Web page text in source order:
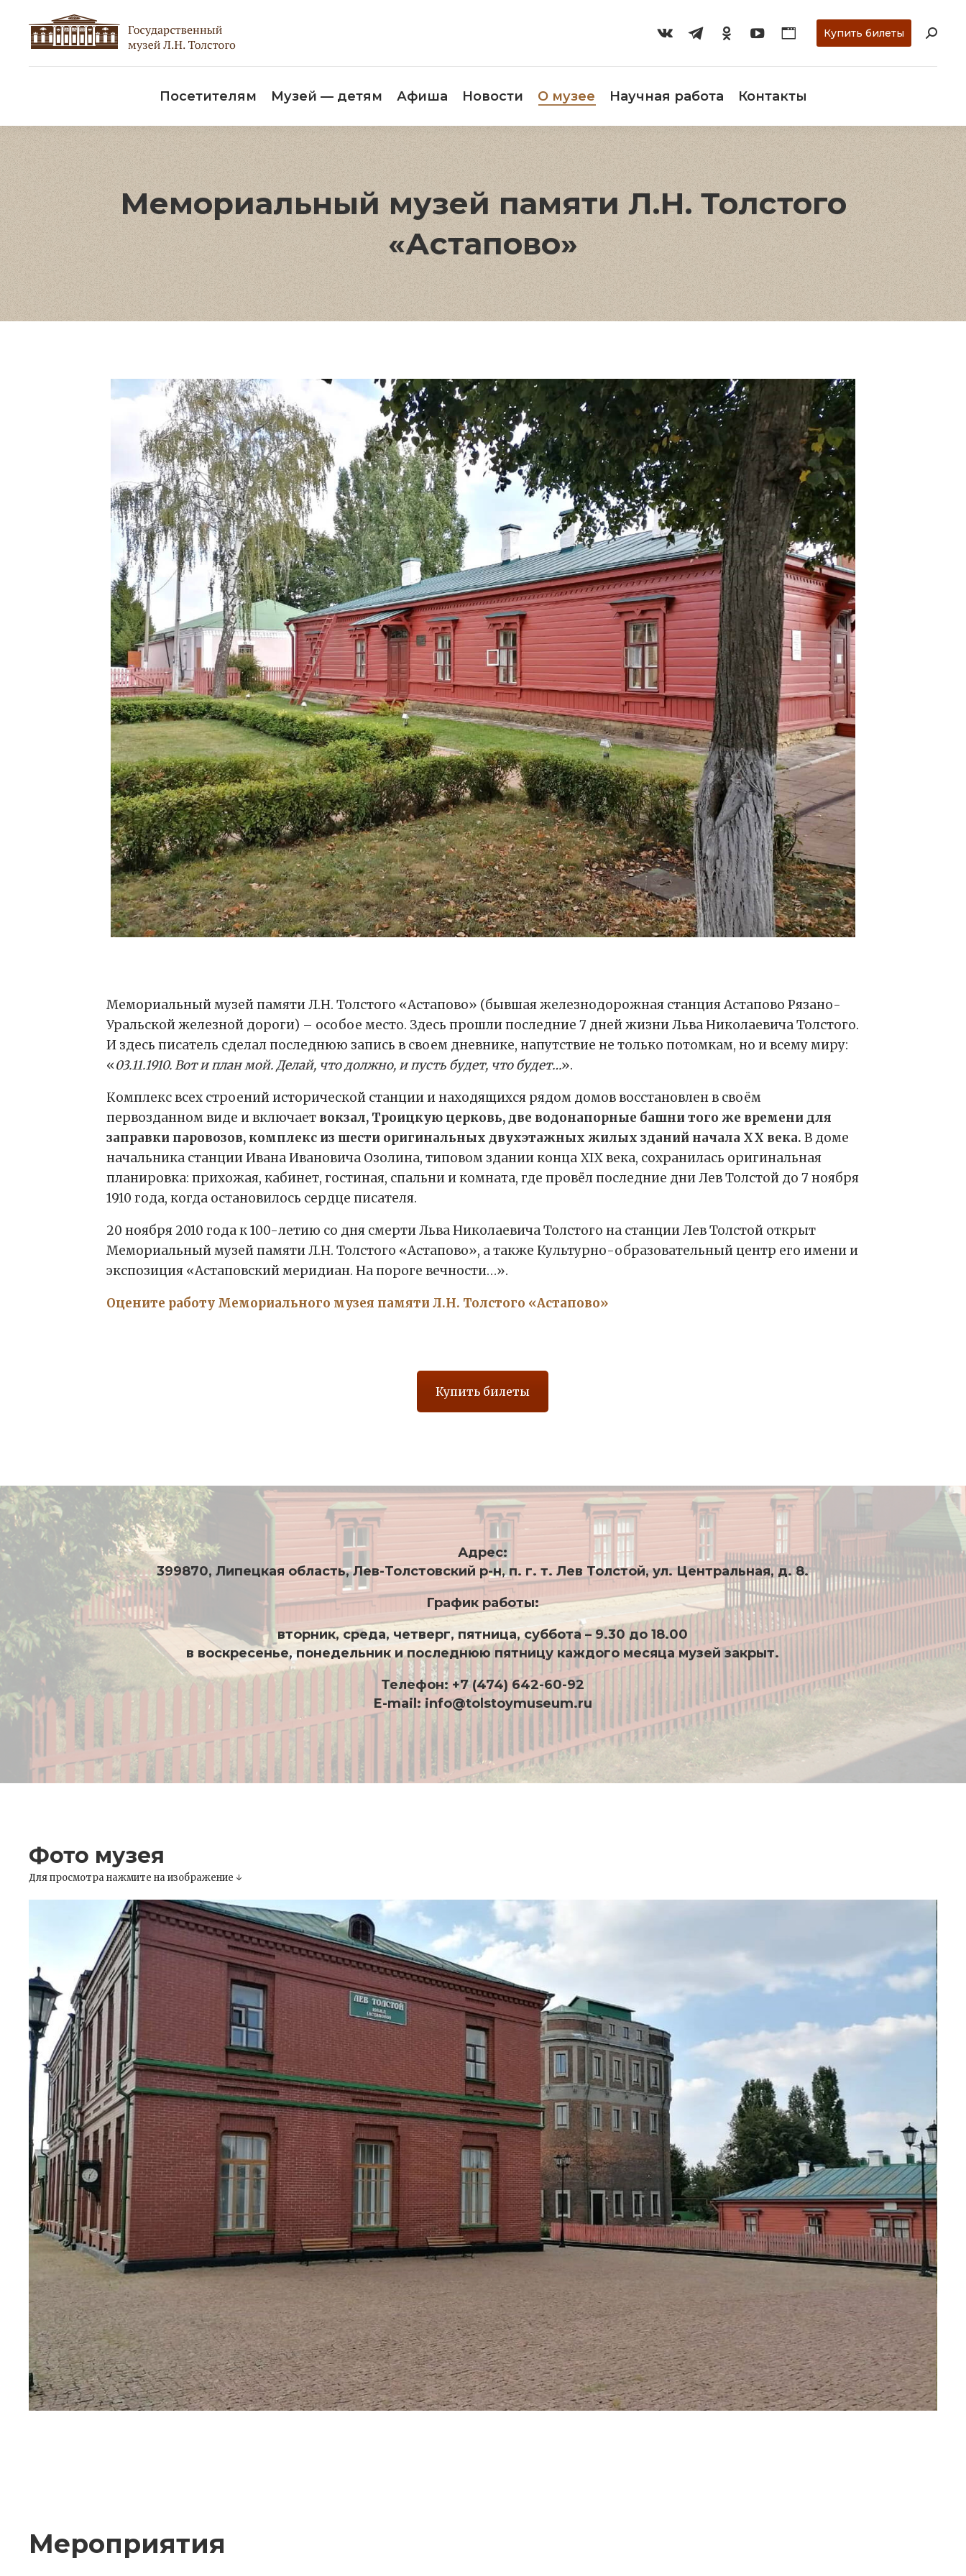
Купить билеты
Посетителям Музей — детям Афиша Новости О музее Научная работа Контакты
Мемориальный музей памяти Л.Н. Толстого
«Астапово»
Мемориальный музей памяти Л.Н. Толстого «Астапово» (бывшая железнодорожная станция Астапово Рязано-
Уральской железной дороги) – особое место. Здесь прошли последние 7 дней жизни Льва Николаевича Толстого.
И здесь писатель сделал последнюю запись в своем дневнике, напутствие не только потомкам, но и всему миру:
«03.11.1910. Вот и план мой. Делай, что должно, и пусть будет, что будет…».
Комплекс всех строений исторической станции и находящихся рядом домов восстановлен в своём
первозданном виде и включает вокзал, Троицкую церковь, две водонапорные башни того же времени для
заправки паровозов, комплекс из шести оригинальных двухэтажных жилых зданий начала XX века. В доме
начальника станции Ивана Ивановича Озолина, типовом здании конца XIX века, сохранилась оригинальная
планировка: прихожая, кабинет, гостиная, спальни и комната, где провёл последние дни Лев Толстой до 7 ноября
1910 года, когда остановилось сердце писателя.
20 ноября 2010 года к 100-летию со дня смерти Льва Николаевича Толстого на станции Лев Толстой открыт
Мемориальный музей памяти Л.Н. Толстого «Астапово», а также Культурно-образовательный центр его имени и
экспозиция «Астаповский меридиан. На пороге вечности…».
Оцените работу Мемориального музея памяти Л.Н. Толстого «Астапово»
Купить билеты
Адрес:
399870, Липецкая область, Лев-Толстовский р-н, п. г. т. Лев Толстой, ул. Центральная, д. 8.
График работы:
вторник, среда, четверг, пятница, суббота – 9.30 до 18.00
в воскресенье, понедельник и последнюю пятницу каждого месяца музей закрыт.
Телефон: +7 (474) 642-60-92
E-mail: info@tolstoymuseum.ru
Фото музея
Для просмотра нажмите на изображение ↓
Мероприятия
О музее Научная работа Контакты